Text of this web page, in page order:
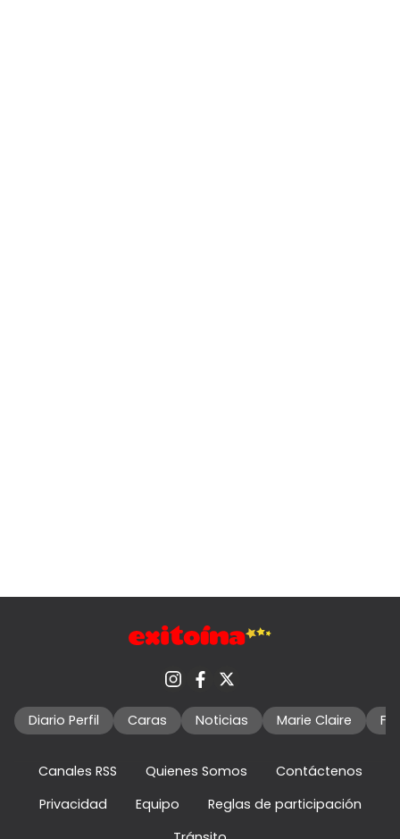
Diario Perfil Caras Noticias Marie Claire
Canales RSS Quienes Somos
Contáctenos
Privacidad
Equipo
Reglas de participación